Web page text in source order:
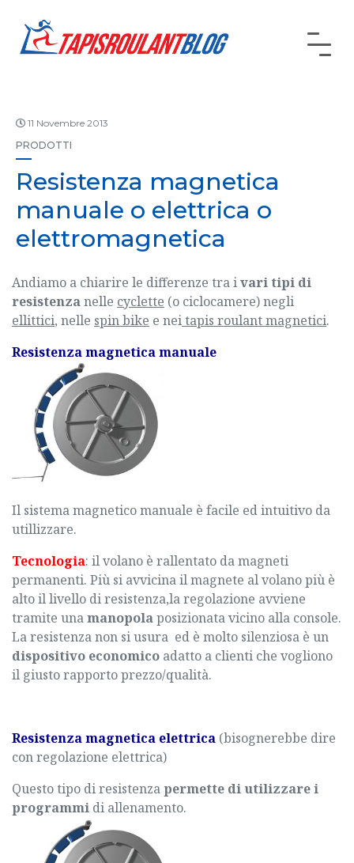
11 Novembre 2013
PRODOTTI
Resistenza magnetica
manuale o elettrica o
elettromagnetica
Andiamo a chiarire le differenze tra ivari tipi di
resistenzanelle cyclette (o ciclocamere) negli
ellittici, nelle spin bike e neitapis roulant magnetici.
Resistenza magnetica manuale
Il sistema magnetico manuale è facile ed intuitivo da
utillizzare.
Tecnologia: il volano è rallentato da magneti
permanenti. Più si avvicina il magnete al volano più è
alto il livello di resistenza,la regolazione avviene
tramite unamanopolaposizionata vicino alla console.
La resistenza non si usura ed è molto silenziosa è un
dispositivo economico adatto a clienti che vogliono
il giusto rapporto prezzo/qualità.
Resistenza magnetica elettrica (bisognerebbe dire
con regolazione elettrica)
Questo tipo di resistenzapermette di utilizzare i
programmi di allenamento.